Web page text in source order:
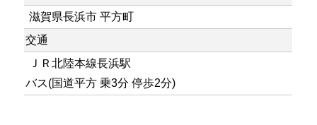
滋賀県長浜市 平方町
交通
ＪＲ北陸本線長浜駅
バス(国道平方 乗3分 停歩2分)